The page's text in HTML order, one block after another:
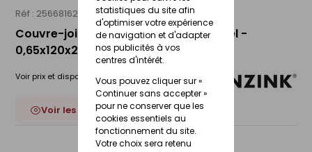
statistiques du site afin
d'optimiser votre expérience
de navigation et d'adapter
nos publicités à vos
centres d'intérêt.
Vous pouvez cliquer sur «
Continuer sans accepter »
pour ne conserver que les
cookies essentiels au
fonctionnement du site.
Votre choix sera retenu
Réf : 25668162 RHEINZINK
Couvre-joint de pied - CLASSIC naturel -
0,65x120x250mm
Voir prix et disponibilité en magasin
Voir les 6 déclinaisons